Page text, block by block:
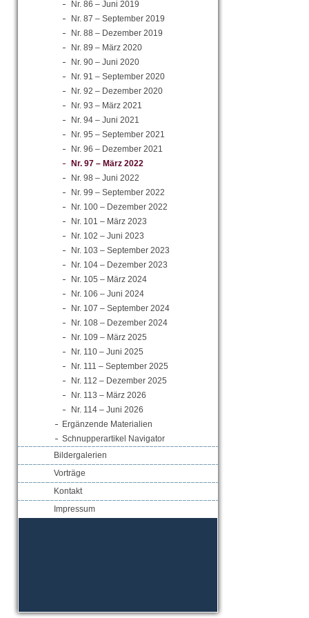
Nr. 86 – Juni 2019
Nr. 87 – September 2019
Nr. 88 – Dezember 2019
Nr. 89 – März 2020
Nr. 90 – Juni 2020
Nr. 91 – September 2020
Nr. 92 – Dezember 2020
Nr. 93 – März 2021
Nr. 94 – Juni 2021
Nr. 95 – September 2021
Nr. 96 – Dezember 2021
Nr. 97 – März 2022
Nr. 98 – Juni 2022
Nr. 99 – September 2022
Nr. 100 – Dezember 2022
Nr. 101 – März 2023
Nr. 102 – Juni 2023
Nr. 103 – September 2023
Nr. 104 – Dezember 2023
Nr. 105 – März 2024
Nr. 106 – Juni 2024
Nr. 107 – September 2024
Nr. 108 – Dezember 2024
Nr. 109 – März 2025
Nr. 110 – Juni 2025
Nr. 111 – September 2025
Nr. 112 – Dezember 2025
Nr. 113 – März 2026
Nr. 114 – Juni 2026
Ergänzende Materialien
Schnupperartikel Navigator
Bildergalerien
Vorträge
Kontakt
Impressum